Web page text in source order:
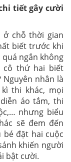
tiết gây cười
ở chỗ thời gian
biết trước khi
ngắn không
cô thứ hai biết
nhân là
thi khác, mọi
áo tắm, thi
nhưng biểu
sẽ đem đến
bé đặt hai cuộc
khiến người
bật cười.